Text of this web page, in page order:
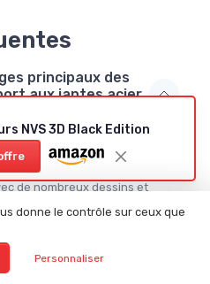
principaux des
aux jantes acier
meilleure légèreté et
tenue de route et la dissipation
permettent aussi une roue
de nombreux dessins et
acier.
diamètre de jante
NVS 3D Black Edition
donne le contrôle sur ceux que
Personnaliser